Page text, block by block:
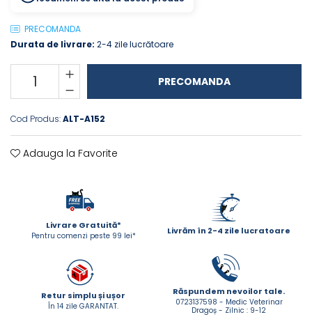
TRIXIE
JUCARII
HĂINUȚE
Masina de tuns
Recipient hrana
PRECOMANDA
Durata de livrare: 2-4 zile lucrătoare
PRECOMANDA
Cod Produs:ALT-A152
Adauga la Favorite
Livrare Gratuită*
Pentru comenzi peste 99 lei* Livrăm în 2-4 zile lucratoare
Retur simplu și ușor
În 14 zile GARANTAT.
Răspundem nevoilor tale.
0723137598 - Medic Veterinar
Dragoș - Zilnic : 9-12